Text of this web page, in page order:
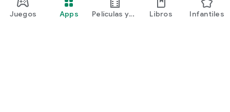
Juegos Apps
Películas y
Libros Infantiles